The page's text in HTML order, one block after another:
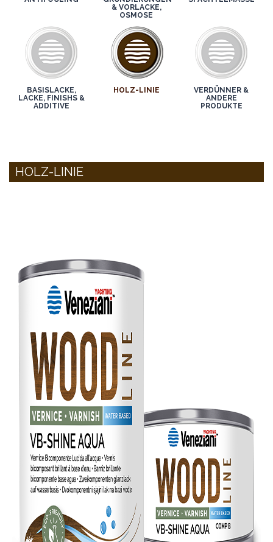
& VORLACKE,
OSMOSE
BASISLACKE,
LACKE, FINISHS &
ADDITIVE
HOLZ-LINIE
VERDÜNNER &
ANDERE
PRODUKTE
HOLZ-LINIE